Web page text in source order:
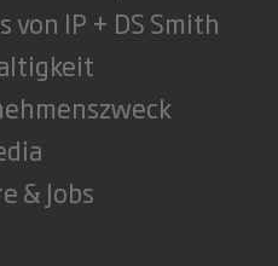
von IP + DS Smith
& Jobs